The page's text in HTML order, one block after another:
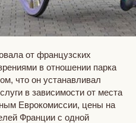
от французских
в отношении парка
что он устанавливал
в зависимости от места
Еврокомиссии, цены на
Франции с одной